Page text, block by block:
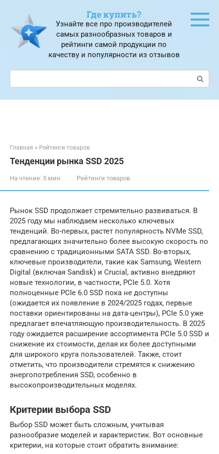
контенту
Где купить?
Узнайте все про производителей
самых разнообразных товаров и
рейтинги самой продукции по
качеству и популярности из отзывов
Поиск:
Главная » Рейтинги товаров
Тенденции рынка SSD 2025
На чтение: 5 мин Рейтинги товаров
Рынок SSD продолжает стремительно развиваться. В
2025 году мы наблюдаем несколько ключевых
тенденций. Во-первых, растет популярность NVMe SSD,
предлагающих значительно более высокую скорость по
сравнению с традиционными SATA SSD. Во-вторых,
ключевые производители, такие как Samsung, Western
Digital (включая Sandisk) и Crucial, активно внедряют
новые технологии, в частности, PCIe 5.0. Хотя
полноценные PCIe 6.0 SSD пока не доступны
(ожидается их появление в 2024/2025 годах, первые
поставки ориентированы на дата-центры), PCIe 5.0 уже
предлагает впечатляющую производительность. В 2025
году ожидается расширение ассортимента PCIe 5.0 SSD и
снижение их стоимости, делая их более доступными
для широкого круга пользователей. Также, стоит
отметить, что производители стремятся к снижению
энергопотребления SSD, особенно в
высокопроизводительных моделях.
Критерии выбора SSD
Выбор SSD может быть сложным, учитывая
разнообразие моделей и характеристик. Вот основные
критерии, на которые стоит обратить внимание: